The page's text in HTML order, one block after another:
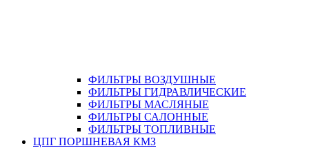
ФИЛЬТРЫ ВОЗДУШНЫЕ
ФИЛЬТРЫ ГИДРАВЛИЧЕСКИЕ
ФИЛЬТРЫ МАСЛЯНЫЕ
ФИЛЬТРЫ САЛОННЫЕ
ФИЛЬТРЫ ТОПЛИВНЫЕ
ЦПГ ПОРШНЕВАЯ КМЗ